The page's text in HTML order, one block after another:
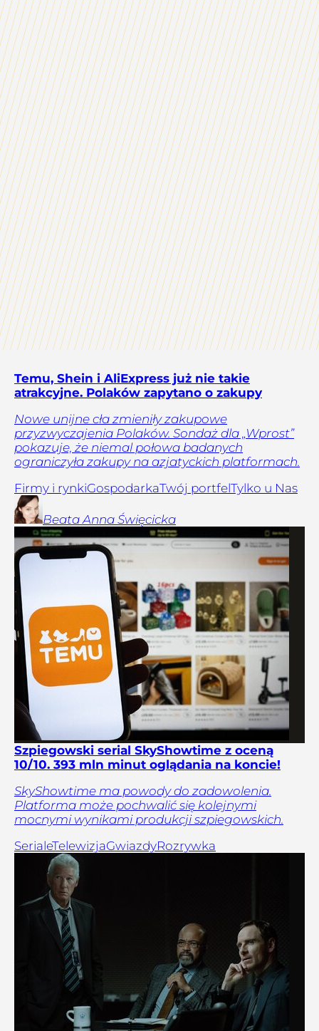
Temu, Shein i AliExpress już nie takie
atrakcyjne. Polaków zapytano o zakupy
Nowe unijne cła zmieniły zakupowe
przyzwyczajenia Polaków. Sondaż dla „Wprost”
pokazuje, że niemal połowa badanych
ograniczyła zakupy na azjatyckich platformach.
Firmy i rynkiGospodarkaTwój portfelTylko u Nas
Beata Anna Święcicka
Szpiegowski serial SkyShowtime z oceną
10/10. 393 mln minut oglądania na koncie!
SkyShowtime ma powody do zadowolenia.
Platforma może pochwalić się kolejnymi
mocnymi wynikami produkcji szpiegowskich.
SerialeTelewizjaGwiazdyRozrywka